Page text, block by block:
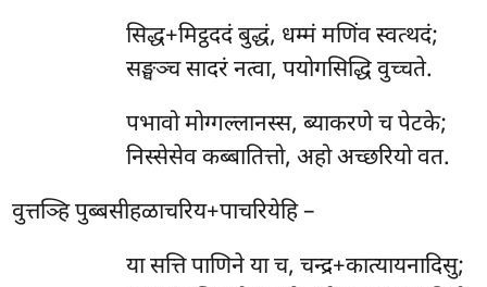
सिद्ध+मिट्ठददंबुद्धं, धम्मं मणिंव स्वत्थदं;
सङ्घञ्च सादरं नत्वा, पयोगसिद्धि वुच्चते.
पभावो मोग्गल्लानस्स, ब्याकरणे च पेटके;
निस्सेसेव कब्बातित्तो, अहो अच्छरियो वत.
वुत्तञ्हि पुब्बसीहळाचरिय+पाचरियेहि –
या सत्ति पाणिने या च, चन्द्र+कात्यायनादिसु;